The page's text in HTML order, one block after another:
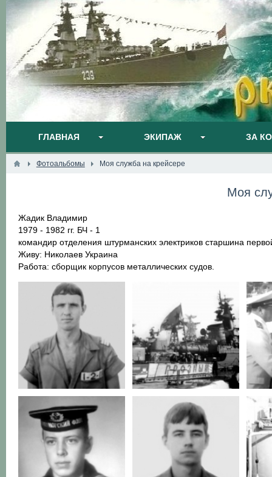
ГЛАВНАЯ ЭКИПАЖ ЗА
Фотоальбомы Моя служба на крейсере
Моя
Жадик Владимир
1979 - 1982 гг. БЧ - 1
командир отделения штурманских электриков старшина
Живу: Николаев Украина
Работа: сборщик корпусов металлических судов.